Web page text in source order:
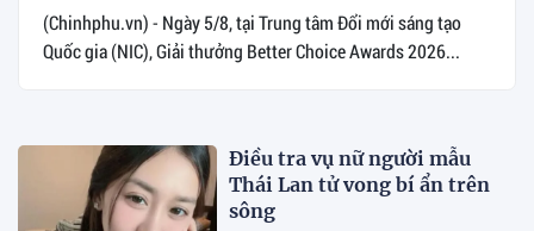
(Chinhphu.vn) - Ngày 5/8, tại Trung tâm Đổi mới sáng tạo
Quốc gia (NIC), Giải thưởng Better Choice Awards 2026...
Điều tra vụ nữ người mẫu
Thái Lan tử vong bí ẩn trên
sông